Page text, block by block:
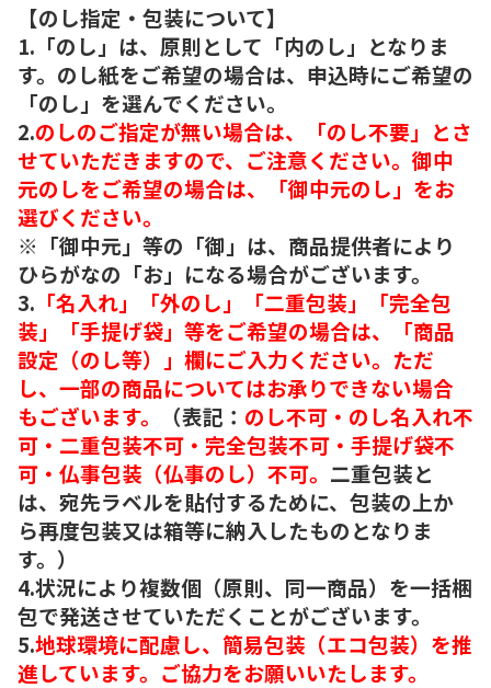
【のし指定・包装について】
1.「のし」は、原則として「内のし」となりま
す。のし紙をご希望の場合は、申込時にご希望の
「のし」を選んでください。
2.のしのご指定が無い場合は、「のし不要」とさ
せていただきますので、ご注意ください。御中
元のしをご希望の場合は、「御中元のし」をお
選びください。
※「御中元」等の「御」は、商品提供者により
ひらがなの「お」になる場合がございます。
3. 「名入れ」「外のし」「二重包装」「完全包
装」「手提げ袋」等をご希望の場合は、「商品
設定（のし等）」欄にご入力ください。ただ
し、一部の商品についてはお承りできない場合
もございます。
（表記： のし不可・のし名入れ不
可・二重包装不可・完全包装不可・手提げ袋不
可・仏事包装（仏事のし）不可。 二重包装と
は、宛先ラベルを貼付するために、包装の上か
ら再度包装又は箱等に納入したものとなりま
す。）
4.状況により複数個（原則、同一商品）を一括梱
包で発送させていただくことがございます。
5.地球環境に配慮し、簡易包装（エコ包装）を推
進しています。ご協力をお願いいたします。